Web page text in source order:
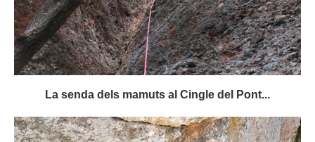
La senda dels mamuts al Cingle del Pont...